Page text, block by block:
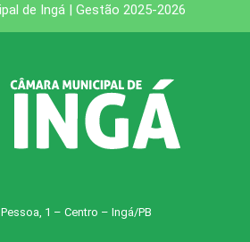
de Ingá | Gestão 2025-2026
1 – Centro – Ingá/PB